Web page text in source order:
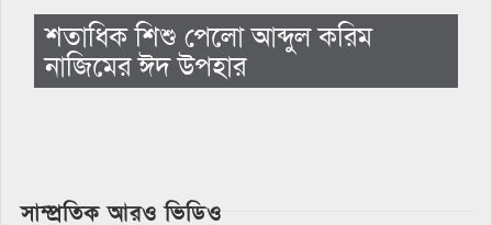
শতাধিক শিশু পেলো আব্দুল করিম
নাজিমের ঈদ উপহার
সাম্প্রতিক আরও ভিডিও